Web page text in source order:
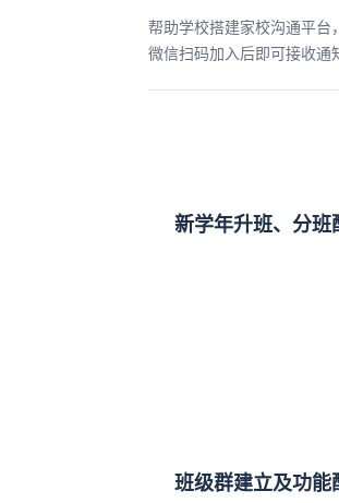
帮助学校搭建家校沟通平台
微信扫码加入后即可接收通
新学年升班、分班
班级群建立及功能